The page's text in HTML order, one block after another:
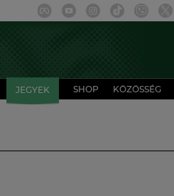
JEGYEK SHOP KÖZÖSSÉG